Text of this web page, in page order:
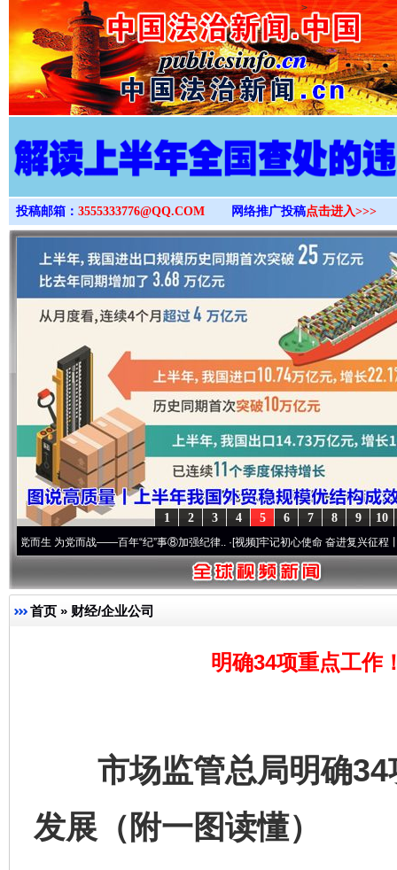
>
投稿邮箱： 3555333776@QQ.COM 网络推广投稿点击进入>>>
10
9
8
7
6
5
4
3
2
1
——百年“纪”事⑧加强纪律..·[视频]牢记初心使命 奋进复兴征程丨“转折之城”激荡..·[
首页 » 财经/企业公司
明确34项重点工作
市场监管总局明确34
发展（附一图读懂）